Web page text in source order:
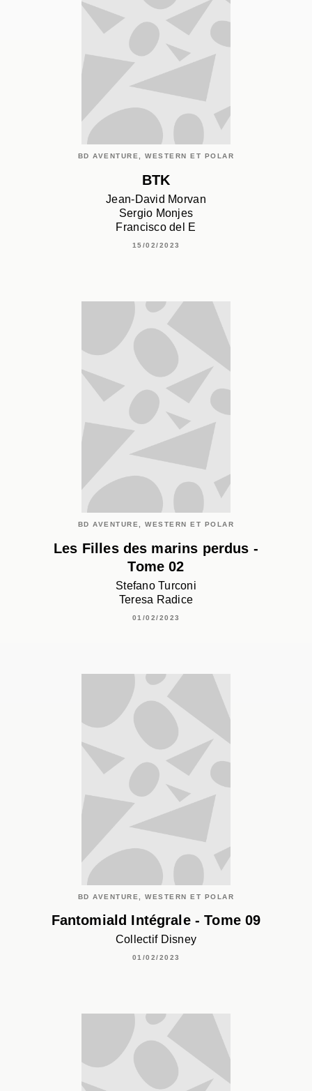
BD AVENTURE, WESTERN ET POLAR
BTK
Jean-David Morvan
Sergio Monjes
Francisco del E
15/02/2023
BD AVENTURE, WESTERN ET POLAR
Les Filles des marins perdus -
Tome 02
Stefano Turconi
Teresa Radice
01/02/2023
BD AVENTURE, WESTERN ET POLAR
Fantomiald Intégrale - Tome 09
Collectif Disney
01/02/2023